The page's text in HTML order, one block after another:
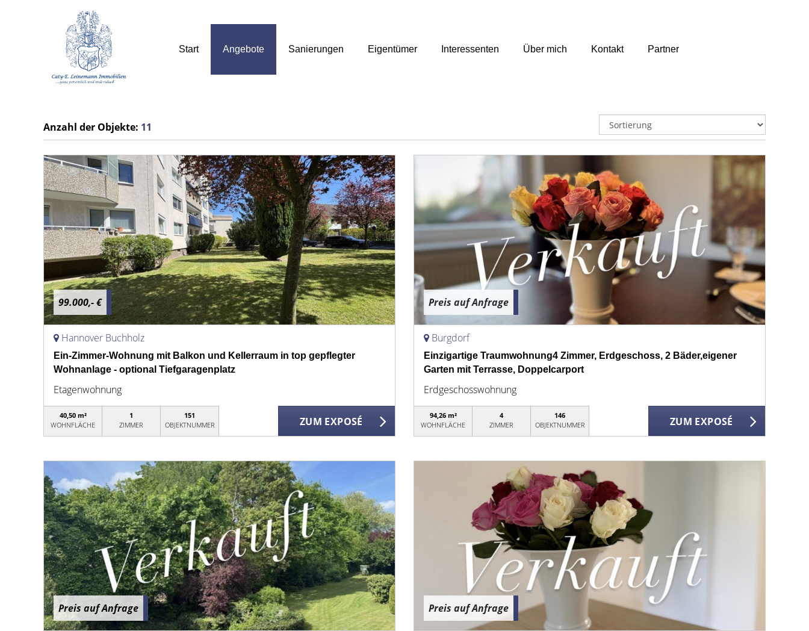
Start Angebote Sanierungen Eigentümer Interessenten Über mich Kontakt Partner
Anzahl der Objekte: 11
99.000,- €
Hannover Buchholz
Ein-Zimmer-Wohnung mit Balkon und Kellerraum in top gepflegter
Wohnanlage - optional Tiefgaragenplatz
Etagenwohnung
40,50 m²
WOHNFLÄCHE
1
ZIMMER
151
OBJEKTNUMMER
ZUM EXPOSÉ
Preis auf Anfrage
Burgdorf
Einzigartige Traumwohnung4 Zimmer, Erdgeschoss, 2 Bäder,eigener
Garten mit Terrasse, Doppelcarport
Erdgeschosswohnung
94,26 m²
WOHNFLÄCHE
4
ZIMMER
146
OBJEKTNUMMER
ZUM EXPOSÉ
Preis auf Anfrage Preis auf Anfrage